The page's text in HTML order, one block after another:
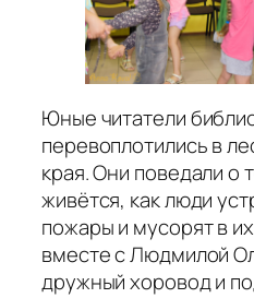
Юные читатели
перевоплотились в
края. Они поведали о
живётся, как люди
пожары и мусорят в
вместе с Людмилой
дружный хоровод и